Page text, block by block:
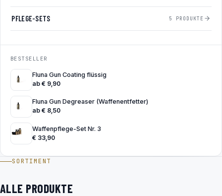
PFLEGE-SETS 5 PRODUKTE
BESTSELLER
Fluna Gun Coating flüssig
ab € 9,90
Fluna Gun Degreaser (Waffenentfetter)
ab € 8,50
Waffenpflege-Set Nr. 3
€ 33,90
SORTIMENT
ALLE PRODUKTE